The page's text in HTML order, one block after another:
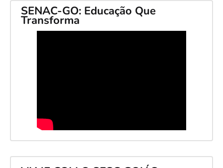
SENAC-GO: Educação Que
Transforma